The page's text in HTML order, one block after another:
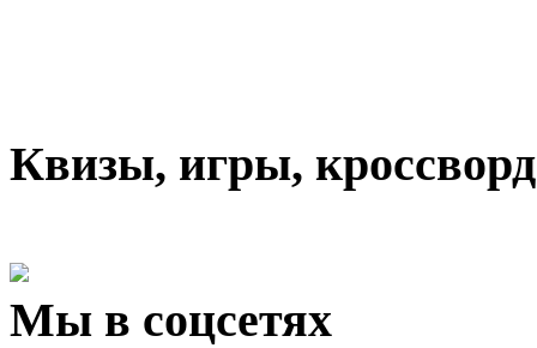
Квизы, игры,
Мы в соцсетях